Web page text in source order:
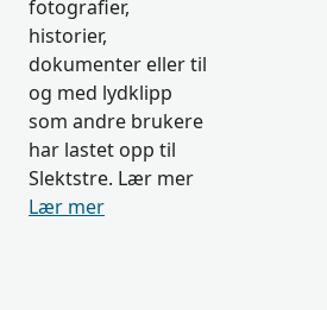
fotografier,
historier,
dokumenter eller til
og med lydklipp
som andre brukere
har lastet opp til
Slektstre. Lær mer
Lær mer